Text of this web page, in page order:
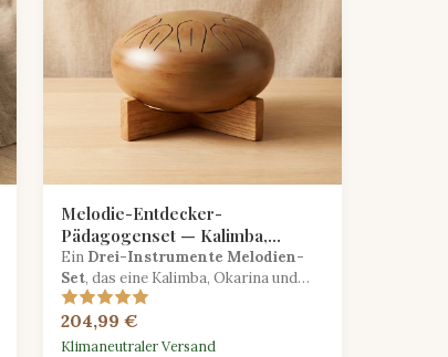
Melodie-Entdecker-
Pädagogenset — Kalimba,
Okarina & Zungentrommel im
Trio
Ein Drei-Instrumente Melodien-
Set, das eine Kalimba, Okarina und
Tongue Drum mit Noten und
Unterrichtskarten für eine
melodiereiche Ausbildung kombiniert.
204,99 €
Klimaneutraler Versand